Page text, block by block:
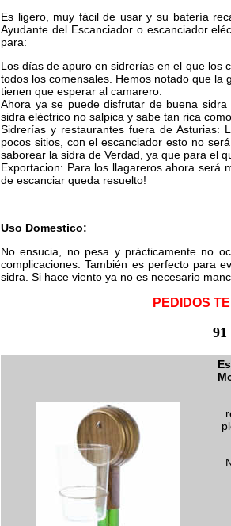
Es ligero, muy fácil de usar y su batería
Ayudante del Escanciador o escanciador
para:
Los días de apuro en sidrerías en el que los
todos los comensales. Hemos notado que la
tienen que esperar al camarero.
Ahora ya se puede disfrutar de buena
sidra eléctrico no salpica y sabe tan rica
Sidrerías y restaurantes fuera de Asturias:
pocos sitios, con el escanciador esto no
saborear la sidra de Verdad, ya que para el
Exportacion: Para los llagareros ahora será
de escanciar queda resuelto!
Uso Domestico:
No ensucia, no pesa y prácticamente no
complicaciones. También es perfecto para
sidra. Si hace viento ya no es necesario
PEDIDOS
91